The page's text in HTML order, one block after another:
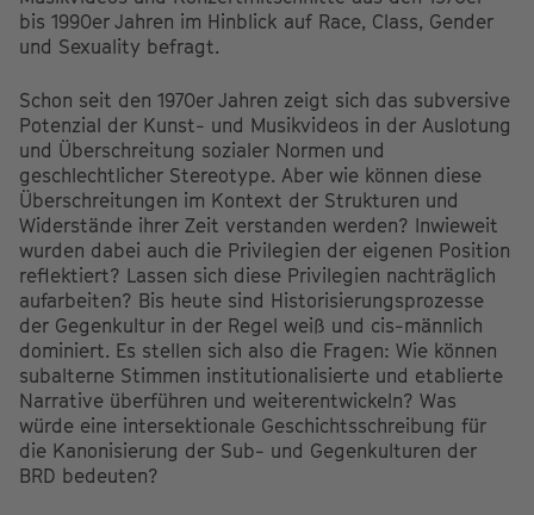
bis 1990er Jahren im Hinblick auf Race, Class, Gender
und Sexuality befragt.
Schon seit den 1970er Jahren zeigt sich das subversive
Potenzial der Kunst- und Musikvideos in der Auslotung
und Überschreitung sozialer Normen und
geschlechtlicher Stereotype. Aber wie können diese
Überschreitungen im Kontext der Strukturen und
Widerstände ihrer Zeit verstanden werden? Inwieweit
wurden dabei auch die Privilegien der eigenen Position
reflektiert? Lassen sich diese Privilegien nachträglich
aufarbeiten? Bis heute sind Historisierungsprozesse
der Gegenkultur in der Regel weiß und cis-männlich
dominiert. Es stellen sich also die Fragen: Wie können
subalterne Stimmen institutionalisierte und etablierte
Narrative überführen und weiterentwickeln? Was
würde eine intersektionale Geschichtsschreibung für
die Kanonisierung der Sub- und Gegenkulturen der
BRD bedeuten?